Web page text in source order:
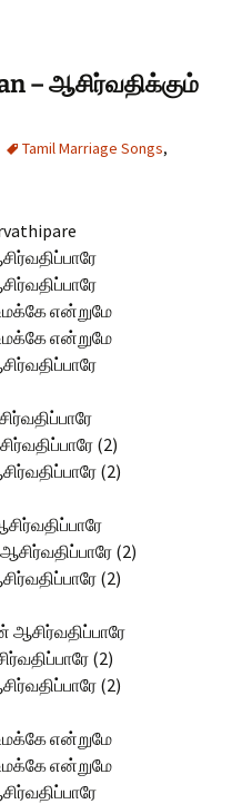
– ஆசிர்வதிக்கும்
Tamil Marriage Songs,
என்றுமே
என்றுமே
(2)
(2)
(2)
(2)
(2)
(2)
என்றுமே
என்றுமே